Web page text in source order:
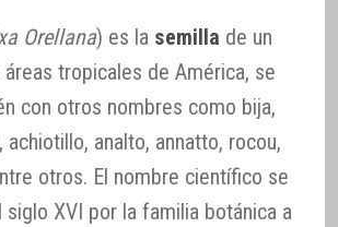
Orellana) es la semilla de un
tropicales de América, se
con otros nombres como bija,
achiotillo, analto, annatto, rocou,
otros. El nombre científico se
XVI por la familia botánica a